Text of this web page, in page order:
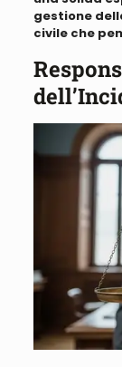
gestione
civile che